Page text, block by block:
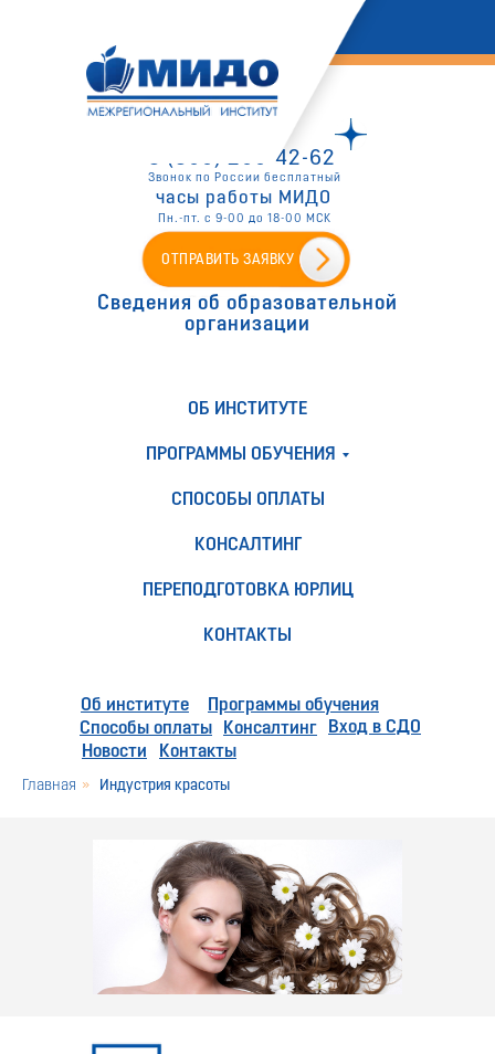
8 (800) 200-42-62
Звонок по России бесплатный
ОТПРАВИТЬ ЗАЯВКУ
часы работы МИДО
Пн.-пт. с 9-00 до 18-00 МСК
Сведения об образовательной
организации
ОБ ИНСТИТУТЕ
ПРОГРАММЫ ОБУЧЕНИЯ
СПОСОБЫ ОПЛАТЫ
КОНСАЛТИНГ
ПЕРЕПОДГОТОВКА ЮРЛИЦ
КОНТАКТЫ
Об институте
Программы обучения
Способы оплаты
Консалтинг
Новости
Вход в СДО
Контакты
Главная » Индустрия красоты